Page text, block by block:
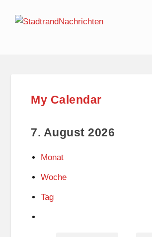
My Calendar
7. August 2026
Monat
Woche
Tag